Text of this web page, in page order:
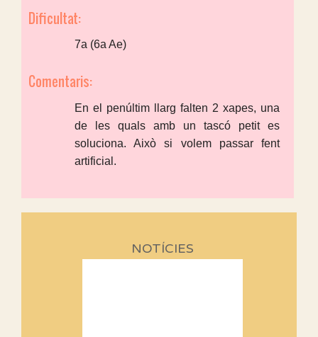
Dificultat:
7a (6a Ae)
Comentaris:
En el penúltim llarg falten 2 xapes, una
de les quals amb un tascó petit es
soluciona. Això si volem passar fent
artificial.
NOTÍCIES